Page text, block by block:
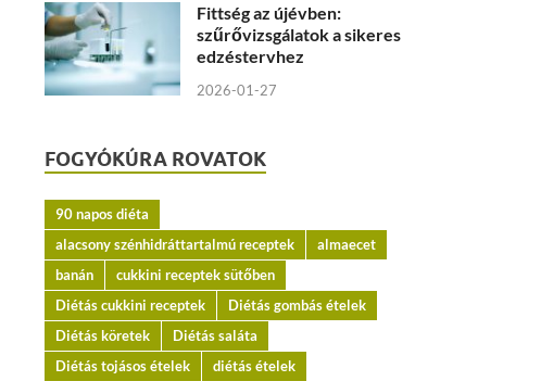
Fittség az újévben:
szűrővizsgálatok a sikeres
edzéstervhez
2026-01-27
FOGYÓKÚRA ROVATOK
90 napos diéta
alacsony szénhidráttartalmú receptek
almaecet
banán
cukkini receptek sütőben
Diétás cukkini receptek
Diétás gombás ételek
Diétás köretek
Diétás saláta
Diétás tojásos ételek
diétás ételek